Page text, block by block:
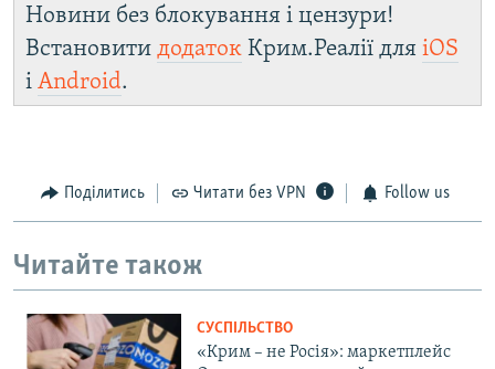
Новини без блокування і цензури!
Встановити додаток Крим.Реалії для iOS
і Android.
Поділитись Читати без VPN Follow us
Читайте також
СУСПІЛЬСТВО
«Крим – не Росія»: маркетплейс